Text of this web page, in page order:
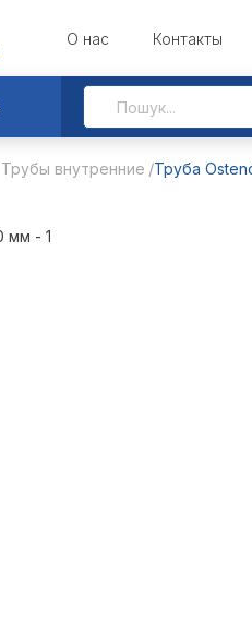
О нас Контакты
Трубы внутренние Труба